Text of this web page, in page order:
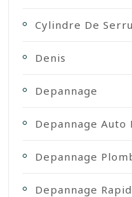
Cylindre De
Denis
Depannage
Depannage Auto
Depannage
Depannage